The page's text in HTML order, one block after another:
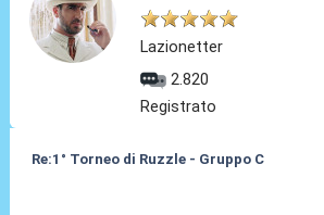
Lazionetter
2.820
Registrato
Re:1° Torneo di Ruzzle - Gruppo C